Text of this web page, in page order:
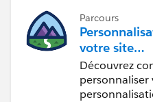
Parcours
votre site
Experience
Découvrez
personnaliser